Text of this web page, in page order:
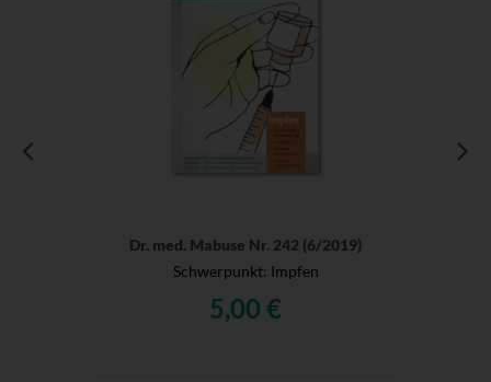
Dr. med. Mabuse Nr. 242 (6/2019)
Schwerpunkt: Impfen
5,00 €